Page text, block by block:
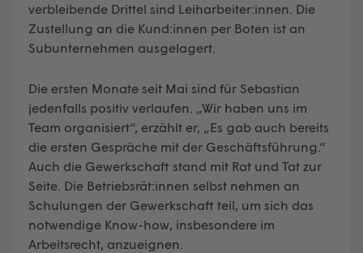
verbleibende Drittel sind Leiharbeiter:innen. Die
Zustellung an die Kund:innen per Boten ist an
Subunternehmen ausgelagert.
Die ersten Monate seit Mai sind für Sebastian
jedenfalls positiv verlaufen. „Wir haben uns im
Team organisiert“, erzählt er, „Es gab auch bereits
die ersten Gespräche mit der Geschäftsführung.“
Auch die Gewerkschaft stand mit Rat und Tat zur
Seite. Die Betriebsrät:innen selbst nehmen an
Schulungen der Gewerkschaft teil, um sich das
notwendige Know-how, insbesondere im
Arbeitsrecht, anzueignen.